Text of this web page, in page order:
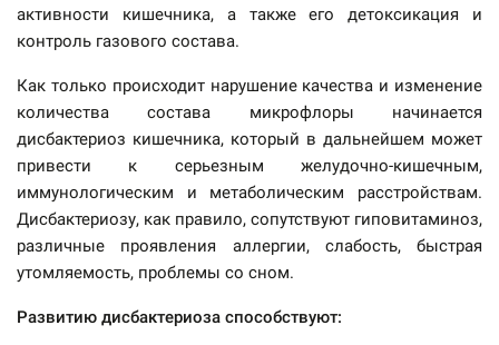
активности кишечника, а также его детоксикация и
контроль газового состава.
Как только происходит нарушение качества и изменение
количества состава микрофлоры начинается
дисбактериоз кишечника, который в дальнейшем может
привести к серьезным желудочно-кишечным,
иммунологическим и метаболическим расстройствам.
Дисбактериозу, как правило, сопутствуют гиповитаминоз,
различные проявления аллергии, слабость, быстрая
утомляемость, проблемы со сном.
Развитию дисбактериоза способствуют: